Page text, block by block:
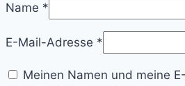
Name *
E-Mail-Adresse *
Meinen Namen und meine